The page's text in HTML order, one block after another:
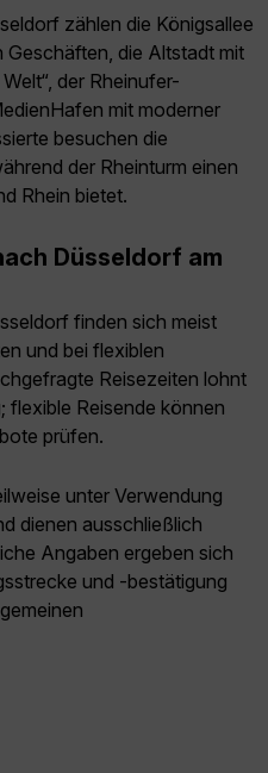
zählen die Königsallee
Geschäften, die Altstadt mit
der Rheinufer-
mit moderner
besuchen die
der Rheinturm einen
Rhein bietet.
Düsseldorf am
finden sich meist
und bei flexiblen
Reisezeiten lohnt
flexible Reisende können
prüfen.
unter Verwendung
dienen ausschließlich
Angaben ergeben sich
und -bestätigung